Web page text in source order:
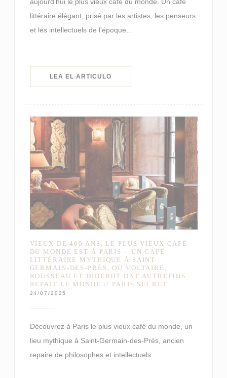
aujourd’hui le plus vieux café du monde. Un café
littéraire élégant, prisé par les artistes, les penseurs
et les intellectuels de l’époque…
LEA EL ARTICULO((ABRE EN UNA NUEVA
VIEUX DE 400 ANS, LE PLUS VIEUX CAFÉ
DU MONDE EST À PARIS – UN CAFÉ
LITTÉRAIRE MYTHIQUE À SAINT-
GERMAIN-DES-PRÈS, OÙ VOLTAIRE,
ROUSSEAU ET DIDEROT ONT AUTREFOIS
REFAIT LE MONDE // PARIS SECRET
24/07/2025
Découvrez à Paris le plus vieux café du monde, un
lieu mythique à Saint-Germain-des-Prés, ancien
repaire de philosophes et intellectuels